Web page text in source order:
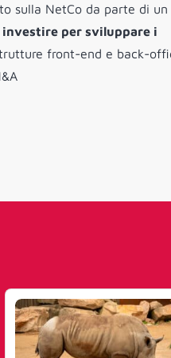
sulla NetCo da parte di un
investire per sviluppare i
front-end e back-